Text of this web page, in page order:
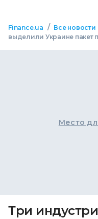
Finance.ua / Все новости
выделили Украине пакет
Место
Три